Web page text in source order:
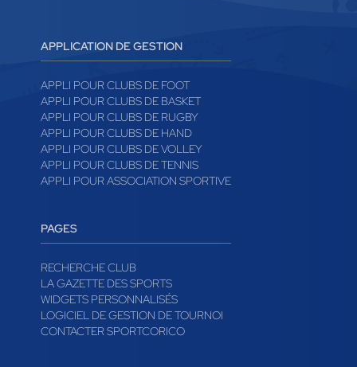
APPLICATION DE GESTION
APPLI POUR CLUBS DE FOOT
APPLI POUR CLUBS DE BASKET
APPLI POUR CLUBS DE RUGBY
APPLI POUR CLUBS DE HAND
APPLI POUR CLUBS DE VOLLEY
APPLI POUR CLUBS DE TENNIS
APPLI POUR ASSOCIATION SPORTIVE
PAGES
RECHERCHE CLUB
LA GAZETTE DES SPORTS
WIDGETS PERSONNALISÉS
LOGICIEL DE GESTION DE TOURNOI
CONTACTER SPORTCORICO